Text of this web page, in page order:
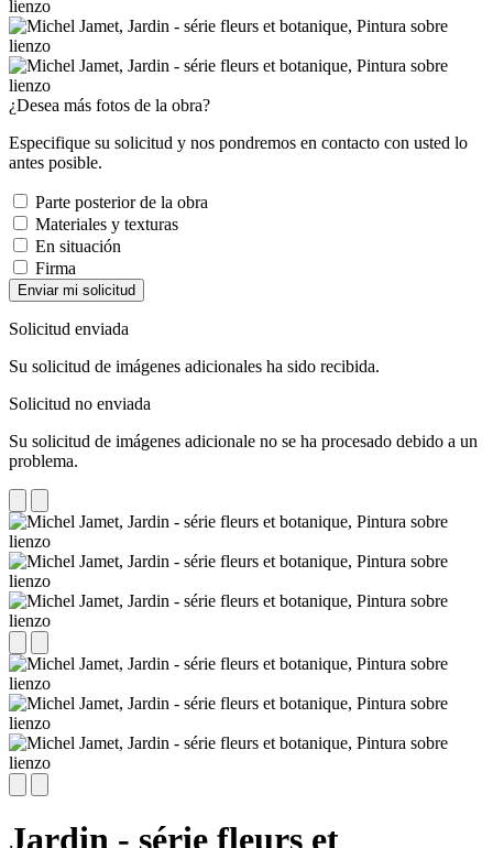
¿Desea más fotos de la obra?
Especifique su solicitud y nos pondremos en contacto con usted lo
antes posible.
Parte posterior de la obra
Materiales y texturas
En situación
Firma
Enviar mi solicitud
Solicitud enviada
Su solicitud de imágenes adicionales ha sido recibida.
Solicitud no enviada
Su solicitud de imágenes adicionale no se ha procesado debido a un
problema.
Jardin - série fleurs et